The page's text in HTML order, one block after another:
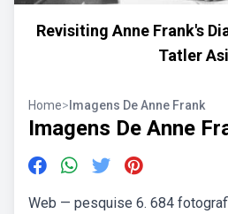
Revisiting Anne Frank's
Tatler
Home> Imagens De Anne Frank
Imagens De Anne
Web — pesquise 6. 684